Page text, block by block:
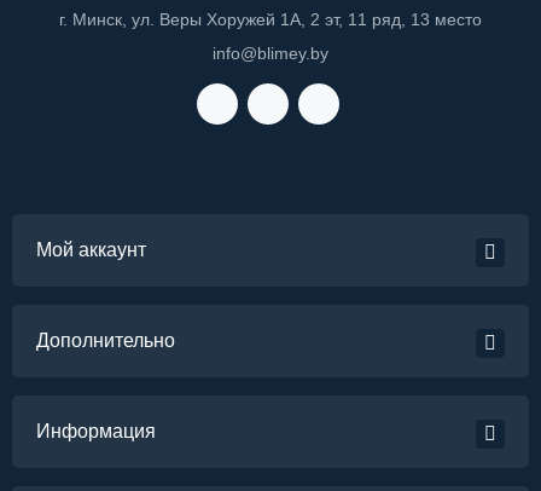
г. Минск, ул. Веры Хоружей 1А, 2 эт, 11 ряд, 13 место
info@blimey.by
Мой аккаунт
Дополнительно
Информация